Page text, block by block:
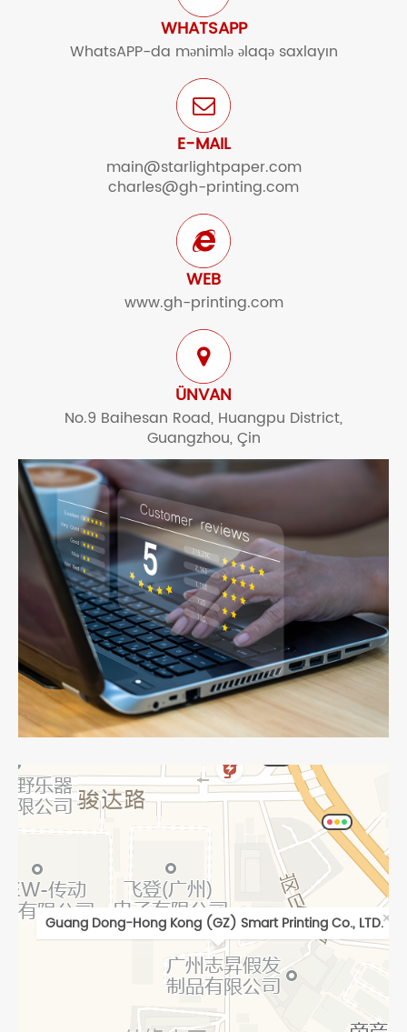
WHATSAPP
WhatsAPP-da mənimlə əlaqə saxlayın
E-MAIL
main@starlightpaper.com
charles@gh-printing.com
WEB
www.gh-printing.com
ÜNVAN
No.9 Baihesan Road, Huangpu District,
Guangzhou, Çin
Guang Dong-Hong Kong (GZ) Smart Printing Co., LTD.×